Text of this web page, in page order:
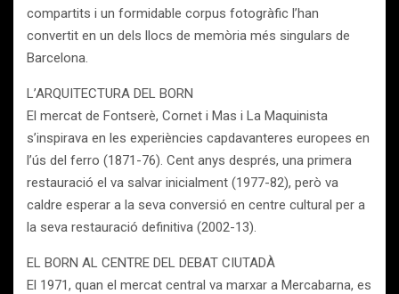
compartits i un formidable corpus fotogràfic l’han
convertit en un dels llocs de memòria més singulars de
Barcelona.
L’ARQUITECTURA DEL BORN
El mercat de Fontserè, Cornet i Mas i La Maquinista
s’inspirava en les experiències capdavanteres europees en
l’ús del ferro (1871-76). Cent anys després, una primera
restauració el va salvar inicialment (1977-82), però va
caldre esperar a la seva conversió en centre cultural per a
la seva restauració definitiva (2002-13).
EL BORN AL CENTRE DEL DEBAT CIUTADÀ
El 1971, quan el mercat central va marxar a Mercabarna, es